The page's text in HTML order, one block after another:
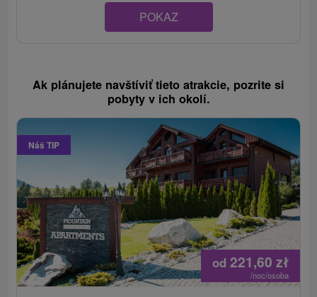
POKAZ
Ak plánujete navštíviť tieto atrakcie, pozrite si
pobyty v ich okolí.
Náš TIP
od 221,60zł
/noc/osoba